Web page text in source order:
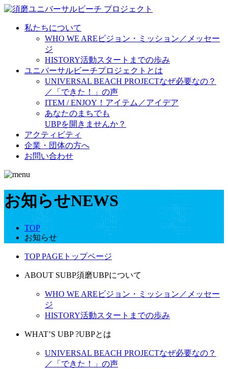
私たちについて
WHO WE ARE ビジョン・ミッション／メッセー
ジ
HISTORY活動スタートまでの歩み
ユニバーサルビーチプロジェクトとは
UNIVERSAL BEACH PROJECTなぜ必要なの？
／「できた！」の声
ITEM / ENJOY！ アイテム／アイデア
あなたのまちでも
UBPを開きませんか？
アクティビティ
企業・団体の方へ
お問い合わせ
お知らせNEWS
TOP
お知らせ
TOP PAGE トップページ
ABOUT SUBP須磨UBPについて
WHO WE ARE ビジョン・ミッション／メッセー
ジ
HISTORY活動スタートまでの歩み
WHAT’S UBP ?UBPとは
UNIVERSAL BEACH PROJECTなぜ必要なの？
／「できた！」の声